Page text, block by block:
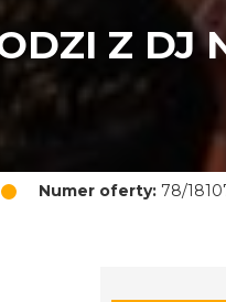
Z DJ
Numer oferty:78/